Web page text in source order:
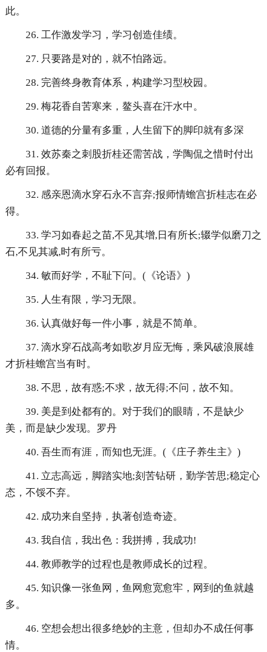
此。
26. 工作激发学习，学习创造佳绩。
27. 只要路是对的，就不怕路远。
28. 完善终身教育体系，构建学习型校园。
29. 梅花香自苦寒来，鳌头喜在汗水中。
30. 道德的分量有多重，人生留下的脚印就有多深
31. 效苏秦之刺股折桂还需苦战，学陶侃之惜时付出
必有回报。
32. 感亲恩滴水穿石永不言弃;报师情蟾宫折桂志在必
得。
33. 学习如春起之苗,不见其增,日有所长;辍学似磨刀之
石,不见其减,时有所亏。
34. 敏而好学，不耻下问。(《论语》)
35. 人生有限，学习无限。
36. 认真做好每一件小事，就是不简单。
37. 滴水穿石战高考如歌岁月应无悔，乘风破浪展雄
才折桂蟾宫当有时。
38. 不思，故有惑;不求，故无得;不问，故不知。
39. 美是到处都有的。对于我们的眼睛，不是缺少
美，而是缺少发现。罗丹
40. 吾生而有涯，而知也无涯。(《庄子养生主》)
41. 立志高远，脚踏实地;刻苦钻研，勤学苦思;稳定心
态，不馁不弃。
42. 成功来自坚持，执著创造奇迹。
43. 我自信，我出色：我拼搏，我成功!
44. 教师教学的过程也是教师成长的过程。
45. 知识像一张鱼网，鱼网愈宽愈牢，网到的鱼就越
多。
46. 空想会想出很多绝妙的主意，但却办不成任何事
情。